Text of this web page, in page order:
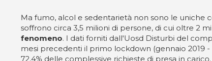
Ma fumo, alcol e sedentarietà non sono le uniche
soffrono circa 3,5 milioni di persone, di cui oltre 2
fenomeno. I dati forniti dall'Uosd Disturbi del
mesi precedenti il primo lockdown (gennaio 2019
72,4% delle complessive richieste di presa in